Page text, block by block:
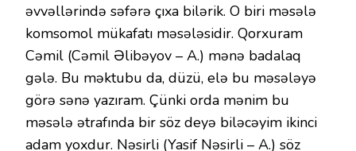
əvvəllərində səfərə çıxa bilərik. O biri məsələ
komsomol mükafatı məsələsidir. Qorxuram
Cəmil (Cəmil Əlibəyov – A.) mənə badalaq
gələ. Bu məktubu da, düzü, elə bu məsələyə
görə sənə yazıram. Çünki orda mənim bu
məsələ ətrafında bir söz deyə biləcəyim ikinci
adam yoxdur. Nəsirli (Yasif Nəsirli – A.) söz